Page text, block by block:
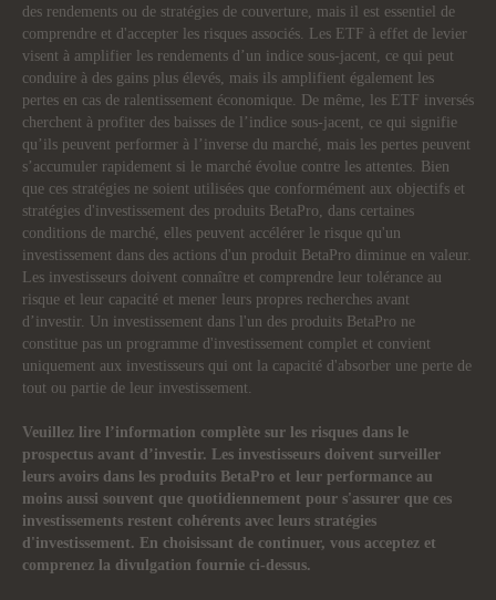
des rendements ou de stratégies de couverture, mais il est essentiel de
comprendre et d'accepter les risques associés. Les ETF à effet de levier
visent à amplifier les rendements d’un indice sous-jacent, ce qui peut
conduire à des gains plus élevés, mais ils amplifient également les
pertes en cas de ralentissement économique. De même, les ETF inversés
cherchent à profiter des baisses de l’indice sous-jacent, ce qui signifie
qu’ils peuvent performer à l’inverse du marché, mais les pertes peuvent
s’accumuler rapidement si le marché évolue contre les attentes. Bien
que ces stratégies ne soient utilisées que conformément aux objectifs et
stratégies d'investissement des produits BetaPro, dans certaines
conditions de marché, elles peuvent accélérer le risque qu'un
investissement dans des actions d'un produit BetaPro diminue en valeur.
Les investisseurs doivent connaître et comprendre leur tolérance au
risque et leur capacité et mener leurs propres recherches avant
d’investir. Un investissement dans l'un des produits BetaPro ne
constitue pas un programme d'investissement complet et convient
uniquement aux investisseurs qui ont la capacité d'absorber une perte de
tout ou partie de leur investissement.
Veuillez lire l’information complète sur les risques dans le
prospectus avant d’investir. Les investisseurs doivent surveiller
leurs avoirs dans les produits BetaPro et leur performance au
moins aussi souvent que quotidiennement pour s'assurer que ces
investissements restent cohérents avec leurs stratégies
d'investissement. En choisissant de continuer, vous acceptez et
comprenez la divulgation fournie ci-dessus.